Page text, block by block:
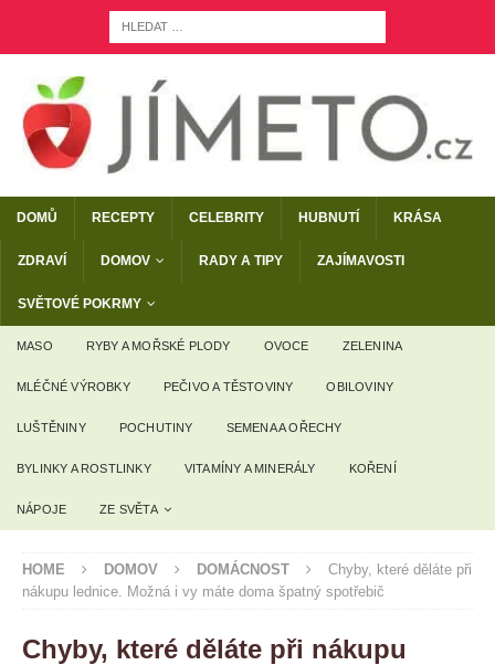
DOMŮ RECEPTY CELEBRITY HUBNUTÍ KRÁSA
ZDRAVÍ DOMOV RADY A TIPY ZAJÍMAVOSTI
SVĚTOVÉ POKRMY
MASO RYBY A MOŘSKÉ PLODY OVOCE ZELENINA
MLÉČNÉ VÝROBKY PEČIVO A TĚSTOVINY OBILOVINY
LUŠTĚNINY POCHUTINY SEMENA A OŘECHY
BYLINKY A ROSTLINKY VITAMÍNY A MINERÁLY KOŘENÍ
NÁPOJE ZE SVĚTA
HOME DOMOV DOMÁCNOST
Chyby, které děláte při
nákupu lednice. Možná i vy máte doma špatný spotřebič
Chyby, které děláte při nákupu